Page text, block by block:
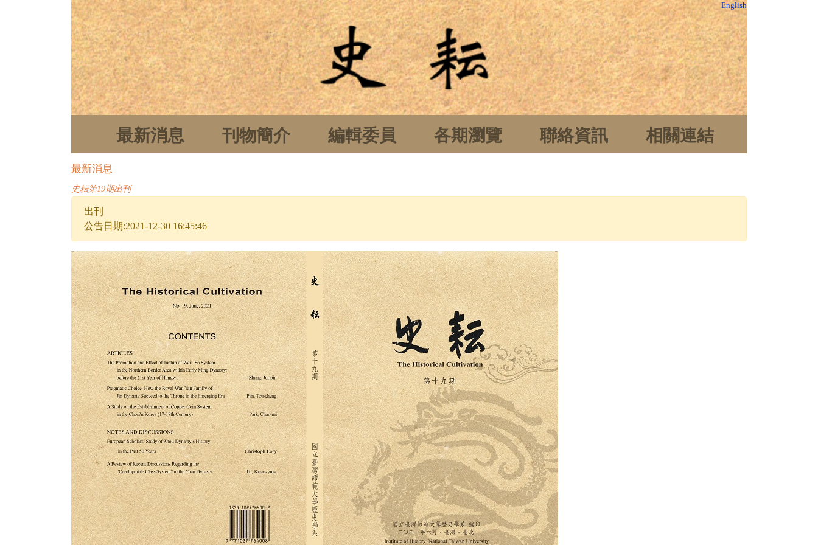
English
最新消息 刊物簡介 編輯委員 各期瀏覽 聯絡資訊 相關連結
最新消息
史耘第19期出刊
出刊
公告日期:2021-12-30 16:45:46